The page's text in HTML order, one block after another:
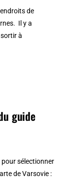
de
Il y a
à
guide
pour sélectionner
de Varsovie :